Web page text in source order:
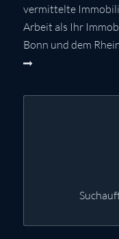
vermittelte
Arbeit als Ihr
Bonn und dem